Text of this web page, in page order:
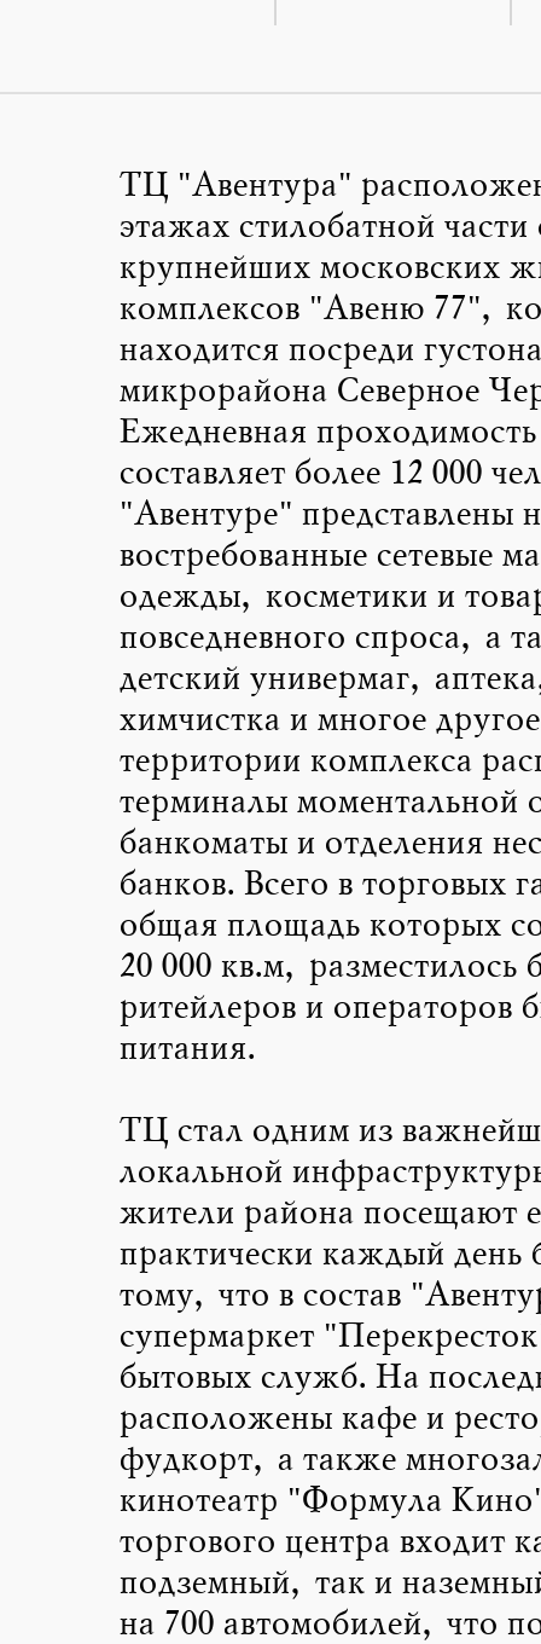
ТЦ "Авентура"
этажах стилобатной части
крупнейших московских
комплексов "Авеню 77",
находится посреди
микрорайона Северное
Ежедневная
составляет более 12 000
"Авентуре" представлены
востребованные сетевые
одежды, косметики и
повседневного спроса, а
детский универмаг,
химчистка и многое
территории комплекса
терминалы моментальной
банкоматы и отделения
банков. Всего в торговых
общая площадь которых
20 000 кв.м, разместилось
ритейлеров и операторов
питания.
ТЦ стал одним из
локальной
жители района посещают
практически каждый день
тому, что в состав
супермаркет
бытовых служб. На
расположены кафе и
фудкорт, а также
кинотеатр "Формула
торгового центра входит
подземный, так и
на 700 автомобилей, что